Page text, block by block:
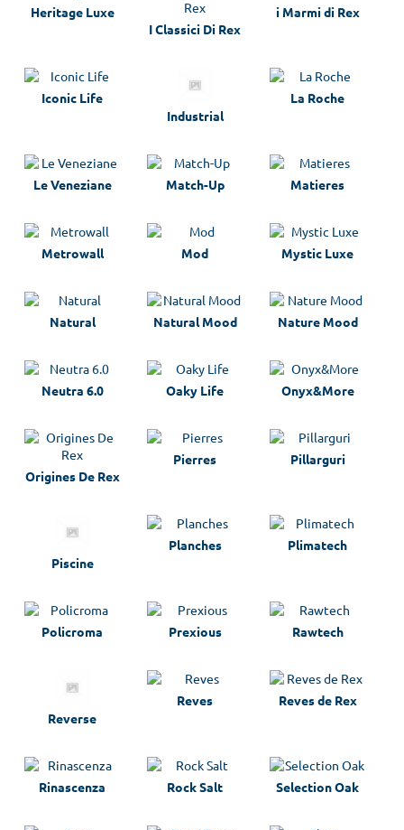
Heritage Luxe
I Classici Di Rex
i Marmi di Rex
Iconic Life
Industrial
La Roche
Le Veneziane Match-Up Matieres
Metrowall Mod Mystic Luxe
Natural Natural Mood Nature Mood
Neutra 6.0 Oaky Life Onyx&More
Origines De Rex
Pierres Pillarguri
Piscine
Planches Plimatech
Policroma Prexious Rawtech
Reverse
Reves Reves de Rex
Rinascenza Rock Salt Selection Oak